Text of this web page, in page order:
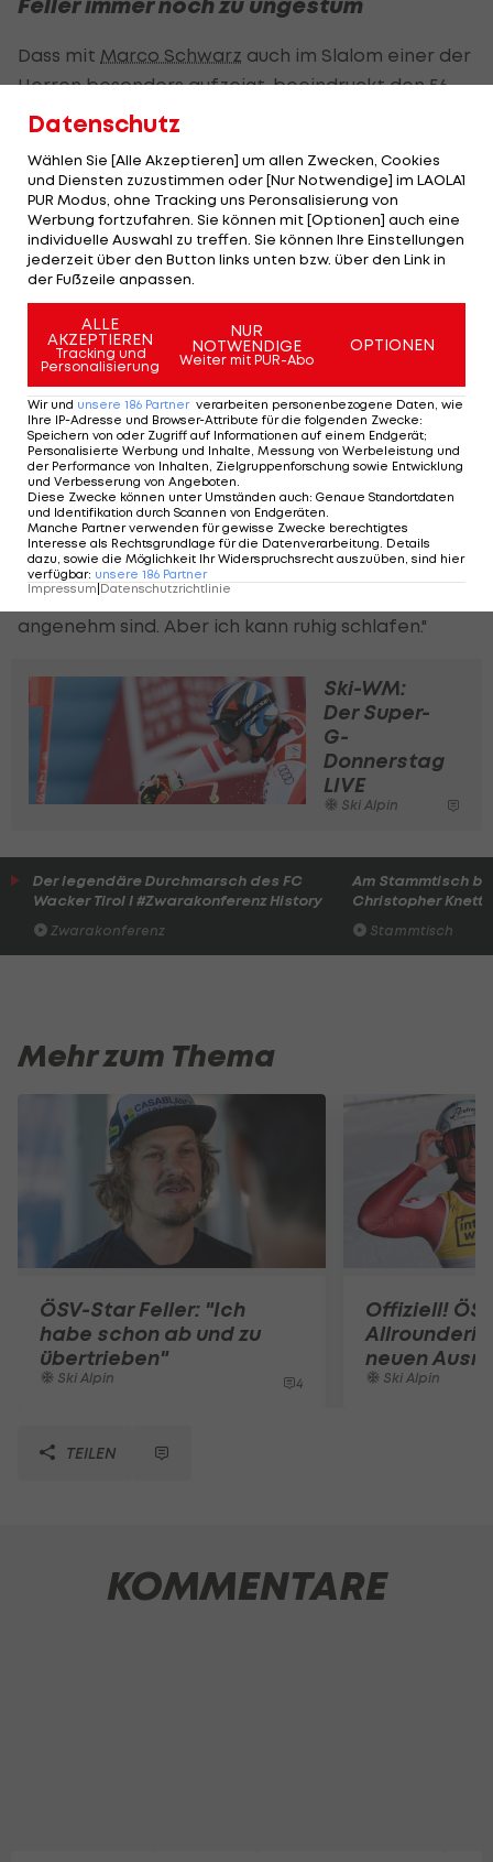
Dass mit Marco Schwarz auch im Slalom einer der
Herren besonders aufzeigt, beeindruckt den 56-
Jährigen aufgrund der Dichte des Feldes. "Ich
nicht einmal am Limit ist. Bei ihm hat man immer
den Eindruck, da ginge noch mehr", meint
Puelacher.
Auch die Fortschritte von
offensichtlich: "Er hat eine gewisse Ruhe
bekommen. Es passieren ihm dann immer wieder
noch Ausrutscher, wenn er zu ungestüm wird und
zu viel will. Dieses taktische Verhalten müssen wir
noch in den Griff kriegen."
Mit einer erfolgreichen WM würde auch so
mancher Kritiker verstummen, denen sich ein
ÖSV-Trainer immer stellen muss: "Man braucht in
dieser Position auf jeden Fall ein dickes Fell. Ich
bekomme immer wieder Mails, die nicht so
angenehm sind. Aber ich kann ruhig schlafen."
Ski-WM:
Der Super-
G-
Donnerstag
LIVE
Ski Alpin
Der legendäre Durchmarsch des FC
Wacker Tirol I #Zwarakonferenz History
Zwarakonferenz
Am Stammtisch
Christopher Knett
Stammtisch
Mehr zum Thema
ÖSV-Star Feller: "Ich
habe schon ab und zu
übertrieben"
Ski Alpin 4
Offiziell!
neuen
Ski Alpin
TEILEN
KOMMENTARE
Datenschutz
Wählen Sie [Alle Akzeptieren] um allen Zwecken, Cookies
und Diensten zuzustimmen oder [Nur Notwendige] im LAOLA1
PUR Modus, ohne Tracking uns Peronsalisierung von
Werbung fortzufahren. Sie können mit [Optionen] auch eine
individuelle Auswahl zu treffen. Sie können Ihre Einstellungen
jederzeit über den Button links unten bzw. über den Link in
der Fußzeile anpassen.
ALLE
AKZEPTIEREN
Tracking und
Personalisierung
NUR
NOTWENDIGE
Weiter mit PUR-Abo
OPTIONEN
Wir und unsere 186 Partner verarbeiten personenbezogene Daten, wie
Ihre IP-Adresse und Browser-Attribute für die folgenden Zwecke:
Speichern von oder Zugriff auf Informationen auf einem Endgerät;
Personalisierte Werbung und Inhalte, Messung von Werbeleistung und
der Performance von Inhalten, Zielgruppenforschung sowie Entwicklung
und Verbesserung von Angeboten.
Diese Zwecke können unter Umständen auch: Genaue Standortdaten
und Identifikation durch Scannen von Endgeräten.
Manche Partner verwenden für gewisse Zwecke berechtigtes
Interesse als Rechtsgrundlage für die Datenverarbeitung. Details
dazu, sowie die Möglichkeit Ihr Widerspruchsrecht auszuüben, sind hier
verfügbar: unsere 186 Partner
Impressum Datenschutzrichtlinie